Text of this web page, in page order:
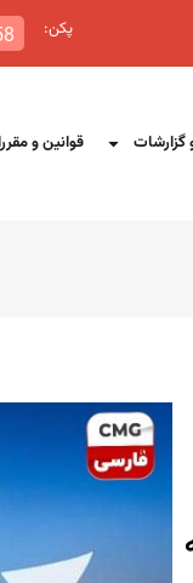
پکن:
گزارشات قوانین و